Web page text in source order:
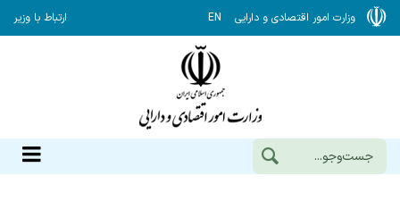
وزارت امور اقتصادی و دارایی EN ارتباط با وزیر